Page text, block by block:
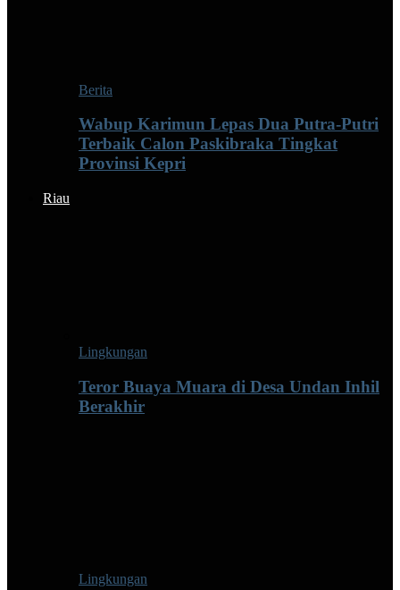
Berita
Wabup Karimun Lepas Dua Putra-Putri
Terbaik Calon Paskibraka Tingkat
Provinsi Kepri
Riau
Lingkungan
Teror Buaya Muara di Desa Undan Inhil
Berakhir
Lingkungan